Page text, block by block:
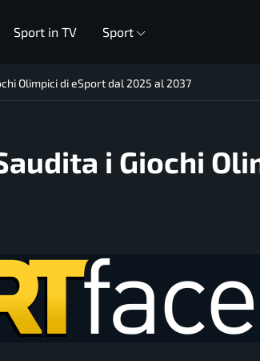
Sport in TV Sport
Olimpici di eSport dal 2025 al 2037
i Giochi